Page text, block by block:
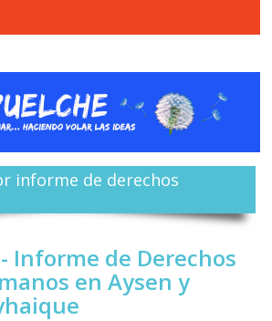
informe de derechos
Informe de Derechos
en Aysen y